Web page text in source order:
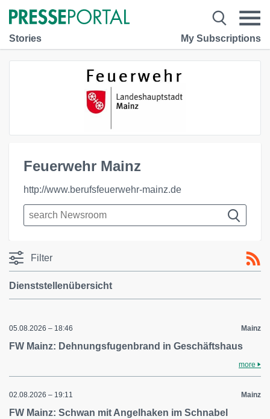
Stories My Subscriptions
Feuerwehr Mainz
http://www.berufsfeuerwehr-mainz.de
Filter
Dienststellenübersicht
05.08.2026 – 18:46 Mainz
FW Mainz: Dehnungsfugenbrand in Geschäftshaus
more
02.08.2026 – 19:11 Mainz
FW Mainz: Schwan mit Angelhaken im Schnabel